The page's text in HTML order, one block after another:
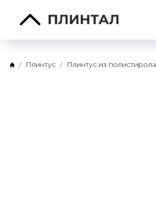
Плинтус Плинтус из полистирола